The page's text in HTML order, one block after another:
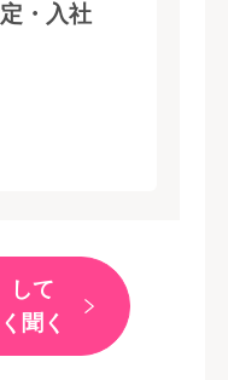
・入社
して
聞く